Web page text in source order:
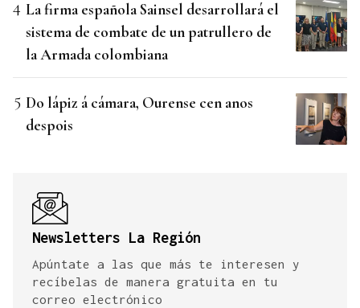
La firma española Sainsel desarrollará el
sistema de combate de un patrullero de
la Armada colombiana
Do lápiz á cámara, Ourense cen anos
despois
Newsletters La Región
Apúntate a las que más te interesen y
recíbelas de manera gratuita en tu
correo electrónico